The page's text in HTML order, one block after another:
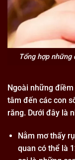
Tổng hợp
Ngoài những
tâm đến các con
răng. Dưới đây là
Nằm mơ thấy
quan có thể là